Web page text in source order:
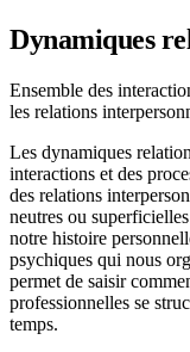
Dynamiques
Ensemble des
les relations
Les dynamiques
interactions et des
des relations
neutres ou
notre histoire
psychiques qui nous
permet de saisir
professionnelles se
temps.